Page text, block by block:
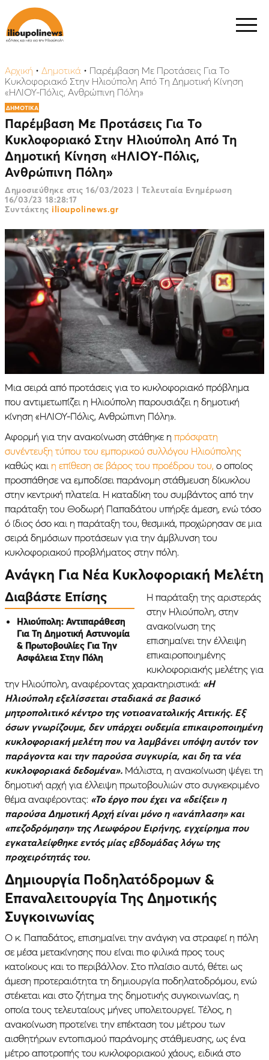
Αρχική • Δημοτικά • Παρέμβαση Με Προτάσεις Για Το
Κυκλοφοριακό Στην Ηλιούπολη Από Τη Δημοτική Κίνηση
«ΗΛΙΟΥ-Πόλις, Ανθρώπινη Πόλη»
ΔΗΜΟΤΙΚΑ
Παρέμβαση Με Προτάσεις Για Το
Κυκλοφοριακό Στην Ηλιούπολη Από Τη
Δημοτική Κίνηση «ΗΛΙΟΥ-Πόλις,
Ανθρώπινη Πόλη»
Δημοσιεύθηκε στις 16/03/2023 | Τελευταία Ενημέρωση
16/03/23 18:28:17
Συντάκτης ilioupolinews.gr
Μια σειρά από προτάσεις για το κυκλοφοριακό πρόβλημα
που αντιμετωπίζει η Ηλιούπολη παρουσιάζει η δημοτική
κίνηση «ΗΛΙΟΥ-Πόλις, Ανθρώπινη Πόλη».
Αφορμή για την ανακοίνωση στάθηκε η πρόσφατη
συνέντευξη τύπου του εμπορικού συλλόγου Ηλιούπολης
καθώς και η επίθεση σε βάρος του προέδρου του, ο οποίος
προσπάθησε να εμποδίσει παράνομη στάθμευση δίκυκλου
στην κεντρική πλατεία. Η καταδίκη του συμβάντος από την
παράταξη του Θοδωρή Παπαδάτου υπήρξε άμεση, ενώ τόσο
ό ίδιος όσο και η παράταξη του, θεσμικά, προχώρησαν σε μια
σειρά δημόσιων προτάσεων για την άμβλυνση του
κυκλοφοριακού προβλήματος στην πόλη.
Ανάγκη Για Νέα Κυκλοφοριακή Μελέτη
Διαβάστε Επίσης
Ηλιούπολη: Αντιπαράθεση
Για Τη Δημοτική Αστυνομία
& Πρωτοβουλίες Για Την
Ασφάλεια Στην Πόλη
Η παράταξη της αριστεράς
στην Ηλιούπολη, στην
ανακοίνωση της
επισημαίνει την έλλειψη
επικαιροποιημένης
κυκλοφοριακής μελέτης για
την Ηλιούπολη, αναφέροντας χαρακτηριστικά: «Η
Ηλιούπολη εξελίσσεται σταδιακά σε βασικό
μητροπολιτικό κέντρο της νοτιοανατολικής Αττικής. Εξ
όσων γνωρίζουμε, δεν υπάρχει ουδεμία επικαιροποιημένη
κυκλοφοριακή μελέτη που να λαμβάνει υπόψη αυτόν τον
παράγοντα και την παρούσα συγκυρία, και δη τα νέα
κυκλοφοριακά δεδομένα». Μάλιστα, η ανακοίνωση ψέγει τη
δημοτική αρχή για έλλειψη πρωτοβουλιών στο συγκεκριμένο
θέμα αναφέροντας: «Το έργο που έχει να «δείξει» η
παρούσα Δημοτική Αρχή είναι μόνο η «ανάπλαση» και
«πεζοδρόμηση» της Λεωφόρου Ειρήνης, εγχείρημα που
εγκαταλείφθηκε εντός μίας εβδομάδας λόγω της
προχειρότητάς του.
Δημιουργία Ποδηλατόδρομων &
Επαναλειτουργία Της Δημοτικής
Συγκοινωνίας
Ο κ. Παπαδάτος, επισημαίνει την ανάγκη να στραφεί η πόλη
σε μέσα μετακίνησης που είναι πιο φιλικά προς τους
κατοίκους και το περιβάλλον. Στο πλαίσιο αυτό, θέτει ως
άμεση προτεραιότητα τη δημιουργία ποδηλατοδρόμου, ενώ
στέκεται και στο ζήτημα της δημοτικής συγκοινωνίας, η
οποία τους τελευταίους μήνες υπολειτουργεί. Τέλος, η
ανακοίνωση προτείνει την επέκταση του μέτρου των
αισθητήρων εντοπισμού παράνομης στάθμευσης, ως ένα
μέτρο αποτροπής του κυκλοφοριακού χάους, ειδικά στο